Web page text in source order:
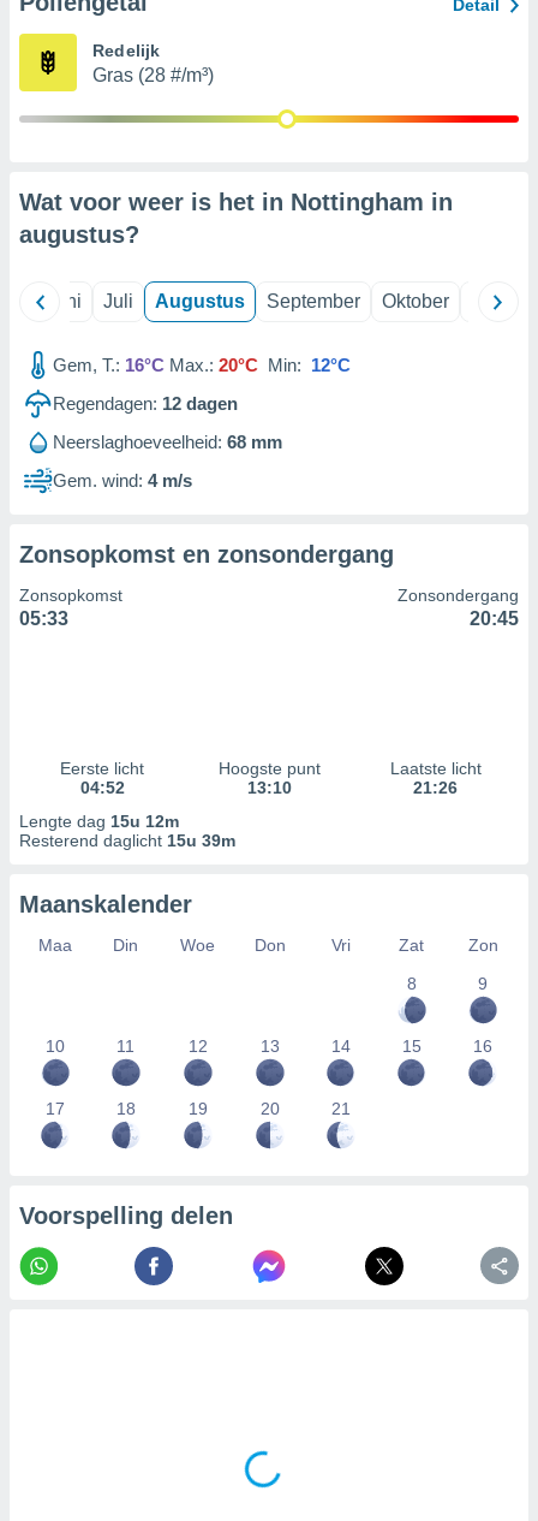
partners
Detail
Redelijk
Gras (28 #/m³)
Wat voor weer is het in Nottingham in
augustus?
Juni Juli Augustus September Oktober
Gem, T.: 16°C Max.: 20°C Min: 12°C
Regendagen: 12 dagen
Neerslaghoeveelheid: 68 mm
Gem. wind: 4 m/s
Zonsopkomst en zonsondergang
Zonsopkomst
05:33
Zonsondergang
20:45
Eerste licht
04:52
Hoogste punt
13:10
Laatste licht
21:26
Lengte dag 15u 12m
Resterend daglicht 15u 39m
Maanskalender
Maa Din Woe Don Vri Zat
Zon
8
9
10 11 12 13 14 15 16
17 18 19 20 21
Voorspelling delen